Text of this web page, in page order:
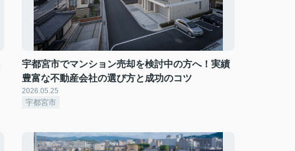
宇都宮市でマンション売却を検討中の方へ！実績
豊富な不動産会社の選び方と成功のコツ
2026.05.25
宇都宮市